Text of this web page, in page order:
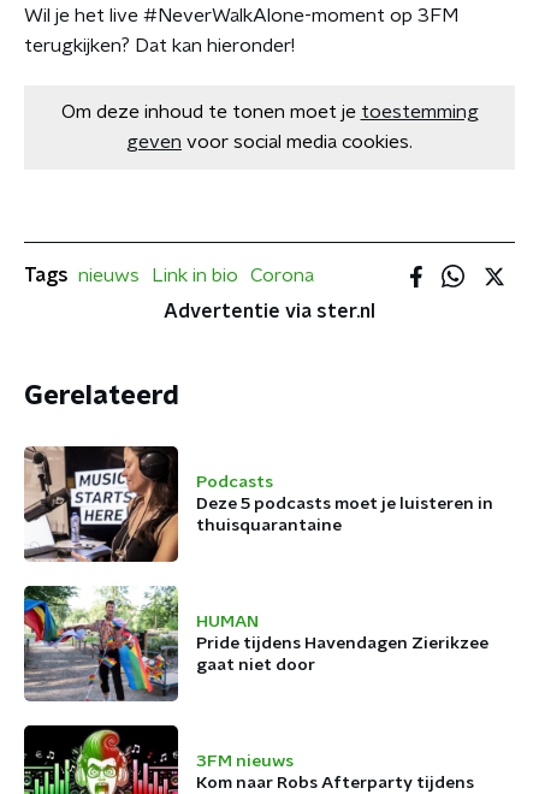
Wil je het live #NeverWalkAlone-moment op 3FM
terugkijken? Dat kan hieronder!
Om deze inhoud te tonen moet je toestemming
geven voor social media cookies.
Tags nieuws Link in bio
Corona
Advertentie via ster.nl
Gerelateerd
Podcasts
Deze 5 podcasts moet je luisteren in
thuisquarantaine
HUMAN
Pride tijdens Havendagen Zierikzee
gaat niet door
3FM nieuws
Kom naar Robs Afterparty tijdens